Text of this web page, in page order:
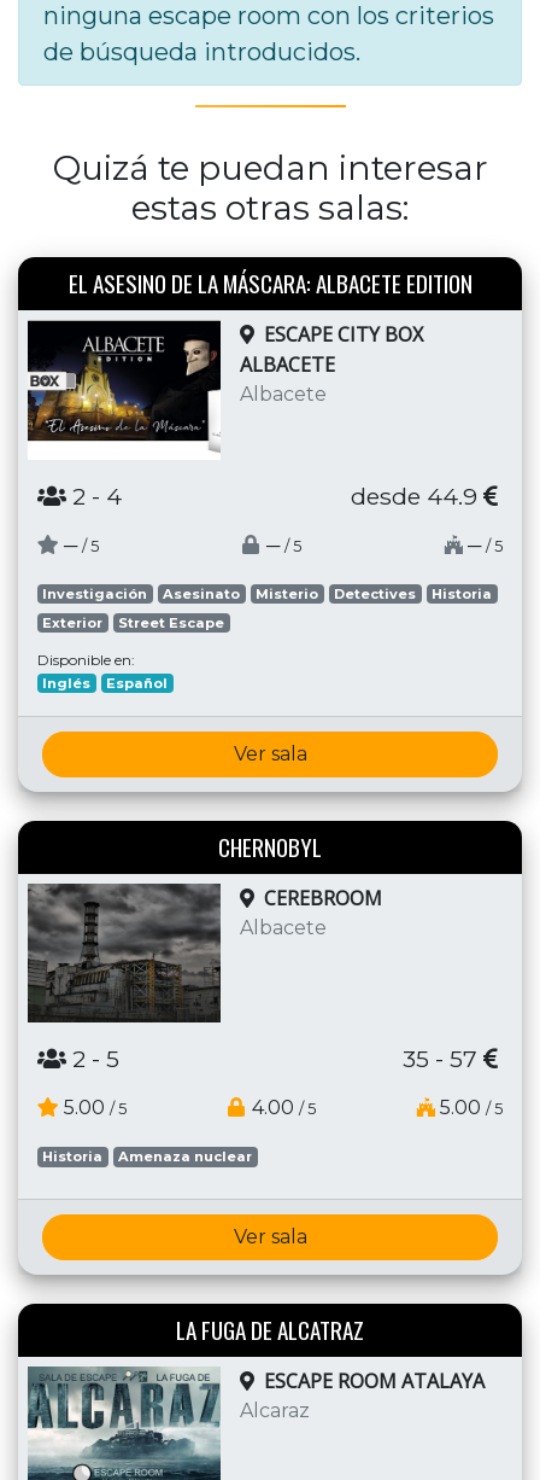
ninguna escape room con los criterios
de búsqueda introducidos.
Quizá te puedan interesar
estas otras salas:
EL ASESINO DE LA MÁSCARA: ALBACETE EDITION
ESCAPE CITY BOX
ALBACETE
Albacete
2 - 4 desde 44.9
─ / 5 ─ / 5 ─ / 5
Investigación Asesinato Misterio Detectives
Historia
Exterior
Street Escape
Disponible en:
Inglés Español
Ver sala
CHERNOBYL
CEREBROOM
Albacete
2 - 5 35 - 57
5.00 / 5 4.00 / 5 5.00 / 5
Historia Amenaza nuclear
Ver sala
LA FUGA DE ALCATRAZ
ESCAPE ROOM ATALAYA
Alcaraz